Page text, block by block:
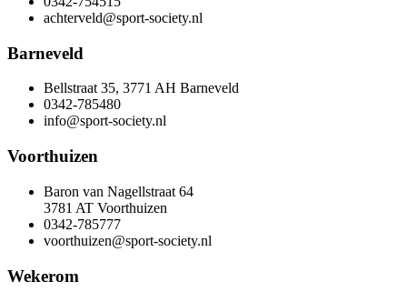
achterveld@sport-society.nl
Barneveld
Bellstraat 35, 3771 AH Barneveld
0342-785480
info@sport-society.nl
Voorthuizen
Baron van Nagellstraat 64
3781 AT Voorthuizen
0342-785777
voorthuizen@sport-society.nl
Wekerom